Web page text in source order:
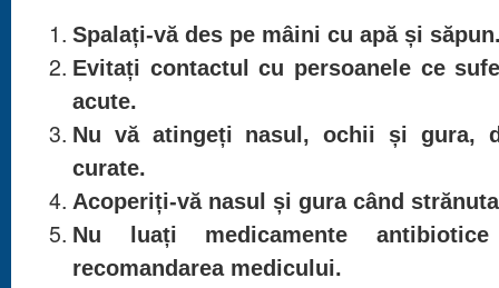
Spalați-vă des pe mâini cu apă și
Evitați contactul cu persoanele ce
acute.
Nu vă atingeți nasul, ochii și gura,
curate.
Acoperiți-vă nasul și gura când
Nu luați medicamente
recomandarea medicului.